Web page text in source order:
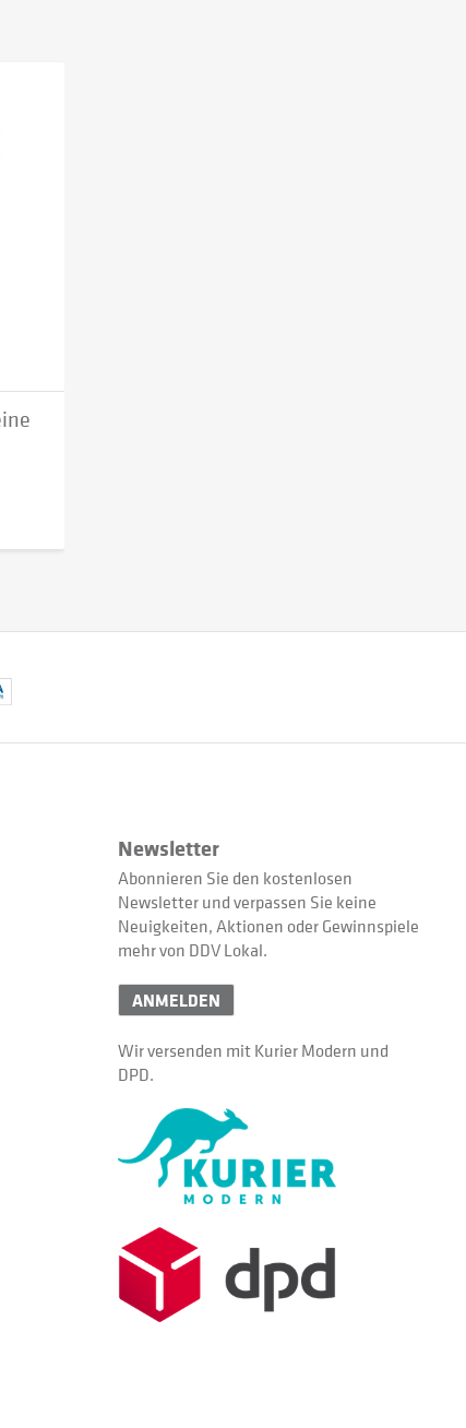
Newsletter
Abonnieren Sie den kostenlosen
Newsletter und verpassen Sie keine
Neuigkeiten, Aktionen oder Gewinnspiele
mehr von DDV Lokal.
ANMELDEN
Wir versenden mit Kurier Modern und
DPD.